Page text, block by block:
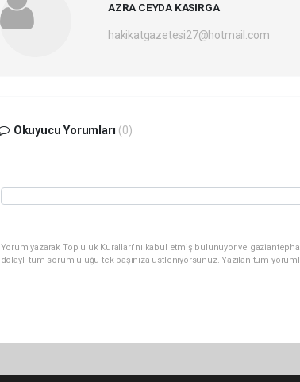
AZRA CEYDA KASIRGA
hakikatgazetesi27@hotmail.com
Okuyucu Yorumları (0)
Yorum yazarak Topluluk Kuralları’nı kabul etmiş bulunuyor ve
dolaylı tüm sorumluluğu tek başınıza üstleniyorsunuz. Yazılan tüm